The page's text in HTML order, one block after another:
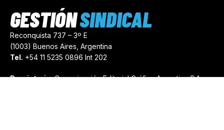
Reconquista 737 – 3º E
(1003) Buenos Aires, Argentina
Tel. +54 11 5235 0896 Int 202
Propietario:Comunicación Editorial Gráfica Argentina S.A.
GESTIÓNSINDICAL